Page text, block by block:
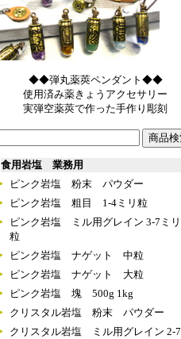
◆◆弾丸薬莢ペンダント◆◆
使用済み薬きょうアクセサリー
実弾空薬莢で作った手作り彫刻
食用岩塩 業務用
ピンク岩塩 粉末 パウダー
ピンク岩塩 粗目 1-4ミリ粒
ピンク岩塩 ミル用グレイン 3-7ミリ
粒
ピンク岩塩 ナゲット 中粒
ピンク岩塩 ナゲット 大粒
ピンク岩塩 塊 500g 1kg
クリスタル岩塩 粉末 パウダー
クリスタル岩塩 ミル用グレイン 2-7